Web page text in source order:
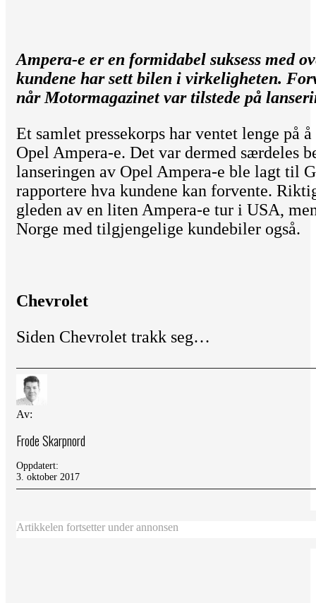
Ampera-e er en formidabel suksess med
kundene har sett bilen i virkeligheten.
når Motormagazinet var tilstede på
Et samlet pressekorps har ventet lenge på
Opel Ampera-e. Det var dermed særdeles
lanseringen av Opel Ampera-e ble lagt til
rapportere hva kundene kan forvente.
gleden av en liten Ampera-e tur i USA,
Norge med tilgjengelige kundebiler også.
Chevrolet
Siden Chevrolet trakk seg…
Av:
Frode Skarpnord
Oppdatert:
3. oktober 2017
Artikkelen fortsetter under annonsen